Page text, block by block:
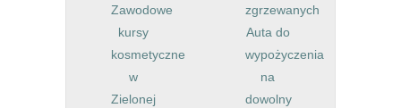
Zawodowe
kursy
kosmetyczne
w
Zielonej
zgrzewanych
Auta do
wypożyczenia
na
dowolny